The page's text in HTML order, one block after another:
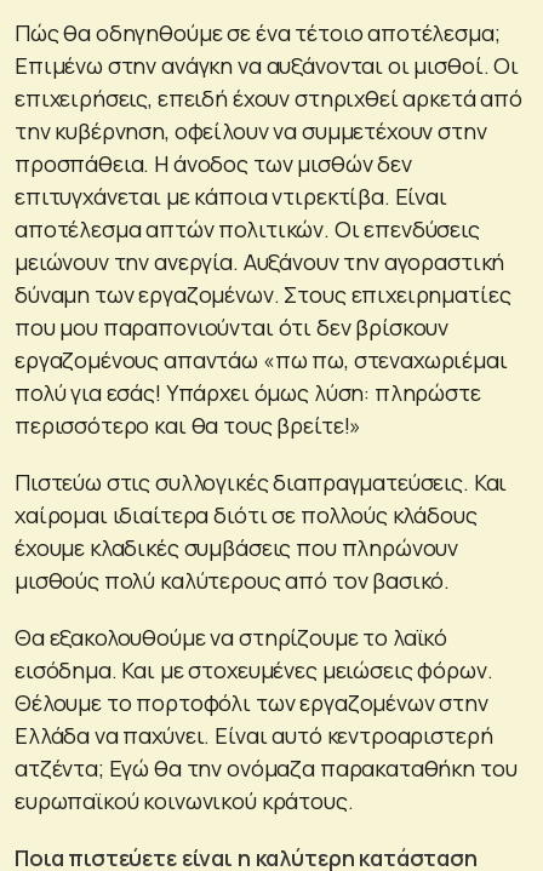
Πώς θα οδηγηθούμε σε ένα τέτοιο αποτέλεσμα;
Επιμένω στην ανάγκη να αυξάνονται οι μισθοί. Οι
επιχειρήσεις, επειδή έχουν στηριχθεί αρκετά από
την κυβέρνηση, οφείλουν να συμμετέχουν στην
προσπάθεια. Η άνοδος των μισθών δεν
επιτυγχάνεται με κάποια ντιρεκτίβα. Είναι
αποτέλεσμα απτών πολιτικών. Οι επενδύσεις
μειώνουν την ανεργία. Αυξάνουν την αγοραστική
δύναμη των εργαζομένων. Στους επιχειρηματίες
που μου παραπονιούνται ότι δεν βρίσκουν
εργαζομένους απαντάω «πω πω, στεναχωριέμαι
πολύ για εσάς! Υπάρχει όμως λύση: πληρώστε
περισσότερο και θα τους βρείτε!»
Πιστεύω στις συλλογικές διαπραγματεύσεις. Και
χαίρομαι ιδιαίτερα διότι σε πολλούς κλάδους
έχουμε κλαδικές συμβάσεις που πληρώνουν
μισθούς πολύ καλύτερους από τον βασικό.
Θα εξακολουθούμε να στηρίζουμε το λαϊκό
εισόδημα. Και με στοχευμένες μειώσεις φόρων.
Θέλουμε το πορτοφόλι των εργαζομένων στην
Ελλάδα να παχύνει. Είναι αυτό κεντροαριστερή
ατζέντα; Εγώ θα την ονόμαζα παρακαταθήκη του
ευρωπαϊκού κοινωνικού κράτους.
Ποια πιστεύετε είναι η καλύτερη κατάσταση